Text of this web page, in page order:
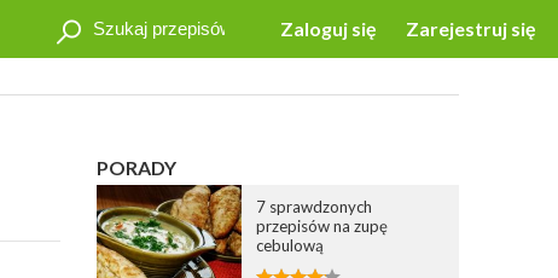
Zaloguj się Zarejestruj się
PORADY
7 sprawdzonych
przepisów na zupę
cebulową